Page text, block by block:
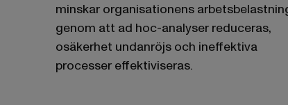
minskar organisationens
genom att ad hoc-analyser reduceras,
osäkerhet undanröjs och ineffektiva
processer effektiviseras.